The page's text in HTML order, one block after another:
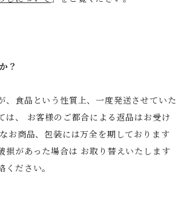
？
、食品という性質上、一度発送させていた
は、 お客様のご都合による返品はお受け
お商品、包装には万全を期しております
損があった場合は お取り替えいたします
ください。